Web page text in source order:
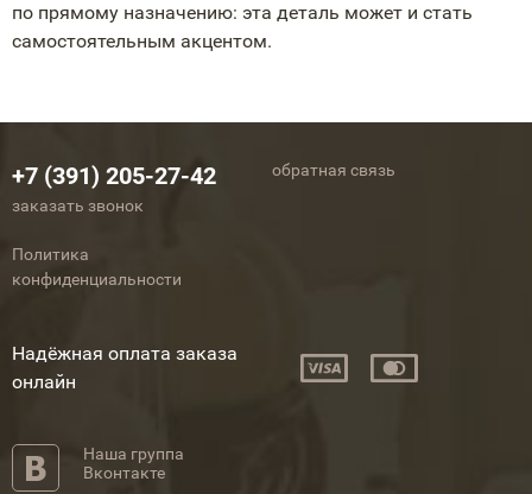
по прямому назначению: эта деталь может и стать
самостоятельным акцентом.
+7 (391) 205-27-42
заказать звонок
обратная связь
Политика
конфиденциальности
Надёжная оплата заказа
онлайн
Наша группа
Вконтакте